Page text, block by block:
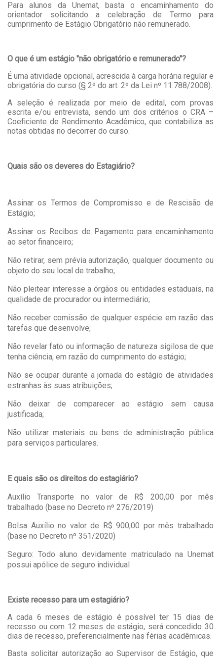
Para alunos da Unemat, basta o encaminhamento do
orientador solicitando a celebração de Termo para
cumprimento de Estágio Obrigatório não remunerado.
O que é um estágio "não obrigatório e remunerado"?
É uma atividade opcional, acrescida à carga horária regular e
obrigatória do curso (§ 2º do art. 2º da Lei nº 11.788/2008).
A seleção é realizada por meio de edital, com provas
escrita e/ou entrevista, sendo um dos critérios o CRA –
Coeficiente de Rendimento Acadêmico, que contabiliza as
notas obtidas no decorrer do curso.
Quais são os deveres do Estagiário?
Assinar os Termos de Compromisso e de Rescisão de
Estágio;
Assinar os Recibos de Pagamento para encaminhamento
ao setor financeiro;
Não retirar, sem prévia autorização, qualquer documento ou
objeto do seu local de trabalho;
Não pleitear interesse a órgãos ou entidades estaduais, na
qualidade de procurador ou intermediário;
Não receber comissão de qualquer espécie em razão das
tarefas que desenvolve;
Não revelar fato ou informação de natureza sigilosa de que
tenha ciência, em razão do cumprimento do estágio;
Não se ocupar durante a jornada do estágio de atividades
estranhas às suas atribuições;
Não deixar de comparecer ao estágio sem causa
justificada;
Não utilizar materiais ou bens de administração pública
para serviços particulares.
E quais são os direitos do estagiário?
Auxílio Transporte no valor de R$ 200,00 por mês
trabalhado (base no Decreto nº 276/2019)
Bolsa Auxílio no valor de R$ 900,00 por mês trabalhado
(base no Decreto nº 351/2020)
Seguro: Todo aluno devidamente matriculado na Unemat
possui apólice de seguro individual
Existe recesso para um estagiário?
A cada 6 meses de estágio é possível ter 15 dias de
recesso ou com 12 meses de estágio, será concedido 30
dias de recesso, preferencialmente nas férias acadêmicas.
Basta solicitar autorização ao Supervisor de Estágio, que